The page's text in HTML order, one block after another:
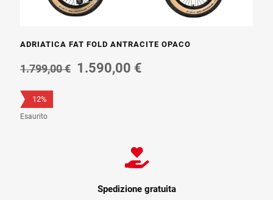
ADRIATICA FAT FOLD ANTRACITE OPACO
1.799,00€ Il
prezzo
1.590,00 €
12%
Esaurito
Spedizione gratuita